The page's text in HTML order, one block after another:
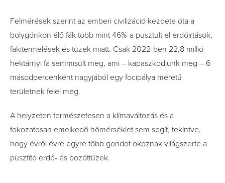
Felmérések szerint az emberi civilizáció kezdete óta a
bolygónkon élő fák több mint 46%-a pusztult el erdőirtások,
fakitermelések és tüzek miatt. Csak 2022-ben 22,8 millió
hektárnyi fa semmisült meg, ami – kapaszkodjunk meg – 6
másodpercenként nagyjából egy focipálya méretű
területnek felel meg.
A helyzeten természetesen a klímaváltozás és a
fokozatosan emelkedő hőmérséklet sem segít, tekintve,
hogy évről évre egyre több gondot okoznak világszerte a
pusztító erdő- és bozóttüzek.